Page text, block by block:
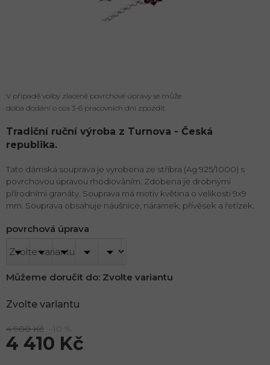
4 900 Kč –10 %
4 410 Kč
Zvolte variantu
povrchová úprava
Můžeme doručit do: Zvolte variantu
V případě volby zlacené povrchové úpravy se může
doba dodání o cca 3-6 pracovních dní zpozdit.
Tradiční ruční výroba z Turnova - Česká
republika.
Tato dámská souprava je vyrobena ze stříbra (Ag 925/1000) s
povrchovou úpravou rhodiováním. Zdobena je drobnými
přírodními granáty. Souprava má motiv květina o velikosti 9x9
mm. Souprava obsahuje náušnice, náramek, přívěsek a řetízek.